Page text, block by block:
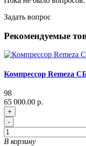
Задать вопрос
Рекомендуемые
Компрессор Remeza
98
65 000.00 р.
+
-
В корзину